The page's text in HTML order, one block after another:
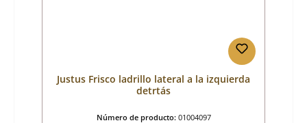
Justus Frisco ladrillo lateral a la izquierda
detrtás
Número de producto: 01004097